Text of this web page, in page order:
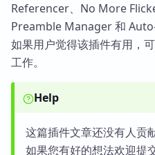
Referencer、No More
Preamble Manager 和
如果用户觉得该插件有用，
工作。
Help
这篇插件文章还没有人贡
如果您有好的想法欢迎提